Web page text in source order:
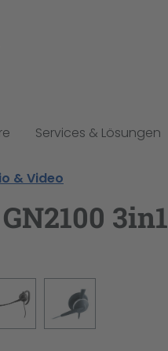
Services & Lösungen
& Video
3in1